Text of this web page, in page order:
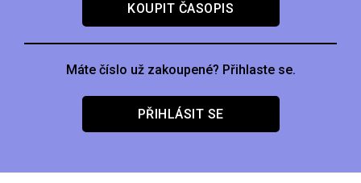
KOUPIT ČASOPIS
Máte číslo už zakoupené? Přihlaste se.
PŘIHLÁSIT SE